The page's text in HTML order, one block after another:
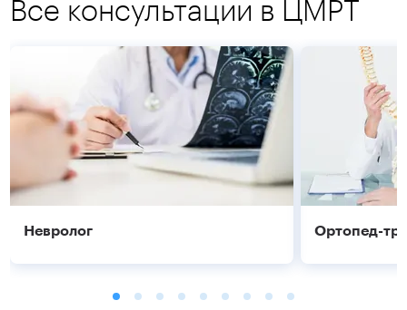
Все консультации в ЦМРТ
Невролог Ортопед-